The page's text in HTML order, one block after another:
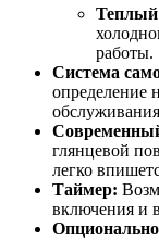
Теплый
работы.
Система
определение
глянцевой
легко
Таймер:
включения и